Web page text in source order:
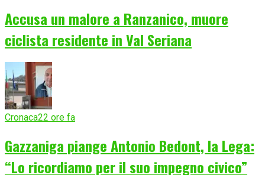
Accusa un malore a Ranzanico, muore
ciclista residente in Val Seriana
Cronaca22 ore fa
Gazzaniga piange Antonio Bedont, la Lega:
“Lo ricordiamo per il suo impegno civico”